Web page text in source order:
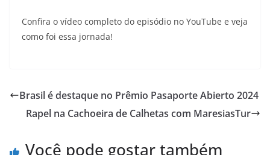
Confira o vídeo completo do episódio no YouTube e veja
como foi essa jornada!
Brasil é destaque no Prêmio Pasaporte Abierto 2024
Rapel na Cachoeira de Calhetas com MaresiasTur
Você pode gostar também